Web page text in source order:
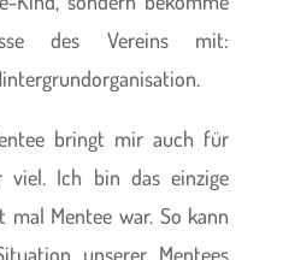
des Vereins mit:
bringt mir auch für
viel. Ich bin das einzige
mal Mentee war. So kann
unserer Mentees